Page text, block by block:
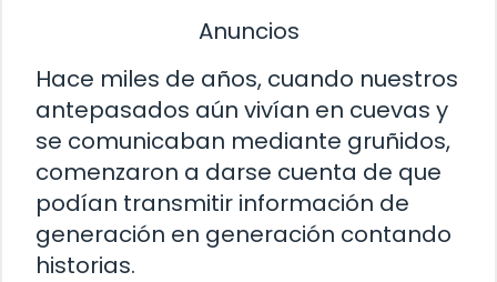
Anuncios
Hace miles de años, cuando nuestros
antepasados aún vivían en cuevas y
se comunicaban mediante gruñidos,
comenzaron a darse cuenta de que
podían transmitir información de
generación en generación contando
historias.